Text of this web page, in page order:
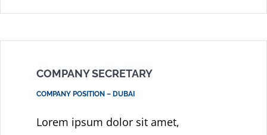
COMPANY SECRETARY
COMPANY POSITION – DUBAI
Lorem ipsum dolor sit amet,